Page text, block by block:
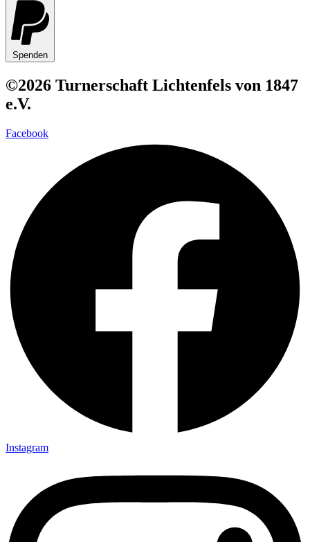
Spenden
©2026 Turnerschaft Lichtenfels von 1847
e.V.
Facebook
Instagram